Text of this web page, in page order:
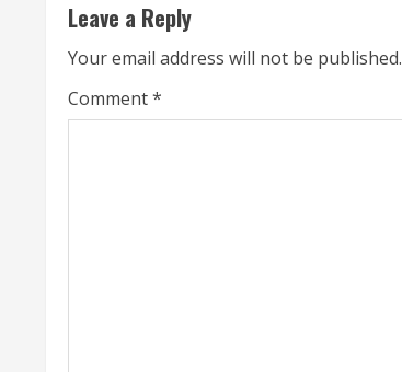
i
n
u
Leave a Reply
Your email address will not be published.
Comment*